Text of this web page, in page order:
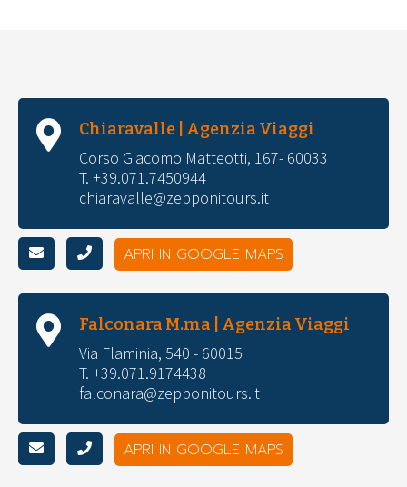
Chiaravalle | Agenzia Viaggi
Corso Giacomo Matteotti, 167- 60033
T. +39.071.7450944
chiaravalle@zepponitours.it
APRI IN GOOGLE MAPS
Falconara M.ma | Agenzia Viaggi
Via Flaminia, 540 - 60015
T. +39.071.9174438
falconara@zepponitours.it
APRI IN GOOGLE MAPS